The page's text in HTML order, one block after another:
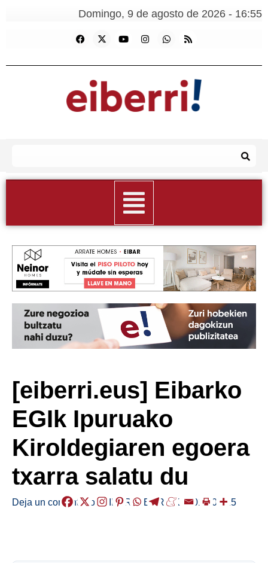
Domingo, 9 de agosto de 2026 - 16:55
[eiberri.eus] Eibarko
EGIk Ipuruako
Kiroldegiaren egoera
txarra salatu du
Deja un comentario /EIBAR ,HERRIAK /2019-03-25